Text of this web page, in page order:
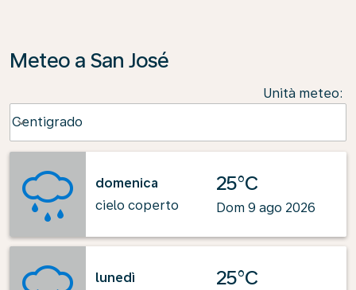
Meteo a San José
Unità meteo:
Centigrado
keyboard_arrow_down
domenica
cielo coperto
25°C
Dom 9 ago 2026
lunedì
25°C